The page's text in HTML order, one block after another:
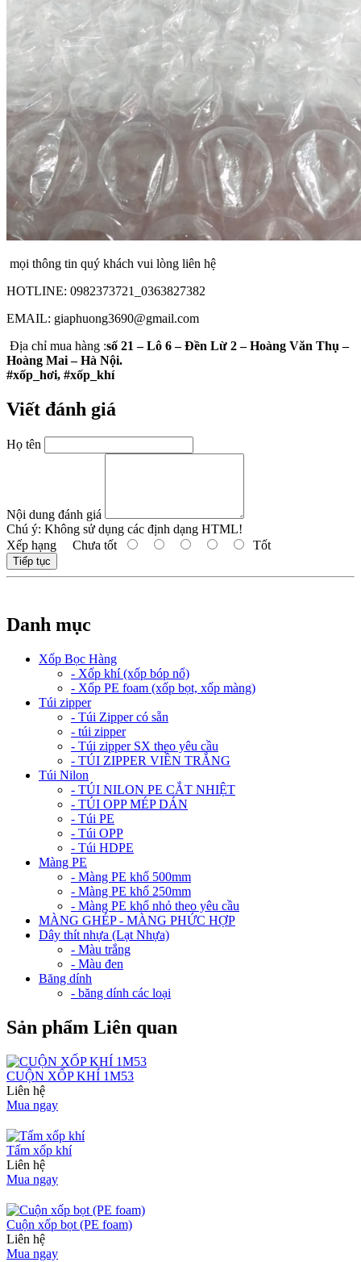
mọi thông tin quý khách vui lòng liên hệ
HOTLINE: 0982373721_0363827382
EMAIL: giaphuong3690@gmail.com
Địa chỉ mua hàng :số 21 – Lô 6 – Đền Lừ 2 – Hoàng Văn Thụ –
Hoàng Mai – Hà Nội.
#xốp_hơi, #xốp_khí
Viết đánh giá
Họ tên
Nội dung đánh giá
Chú ý: Không sử dụng các định dạng HTML!
Xếp hạng Chưa tốt Tốt
Tiếp tục
Danh mục
Xốp Bọc Hàng
- Xốp khí (xốp bóp nổ)
- Xốp PE foam (xốp bọt, xốp màng)
Túi zipper
- Túi Zipper có sẵn
- túi zipper
- Túi zipper SX theo yêu cầu
- TÚI ZIPPER VIỀN TRẮNG
Túi Nilon
- TÚI NILON PE CẮT NHIỆT
- TÚI OPP MÉP DÁN
- Túi PE
- Túi OPP
- Túi HDPE
Màng PE
- Màng PE khổ 500mm
- Màng PE khổ 250mm
- Màng PE khổ nhỏ theo yêu cầu
MÀNG GHÉP - MÀNG PHỨC HỢP
Dây thít nhựa (Lạt Nhựa)
- Màu trắng
- Màu đen
Băng dính
- băng dính các loại
Sản phẩm Liên quan
CUỘN XỐP KHÍ 1M53
Liên hệ
Mua ngay
Tấm xốp khí
Liên hệ
Mua ngay
Cuộn xốp bọt (PE foam)
Liên hệ
Mua ngay